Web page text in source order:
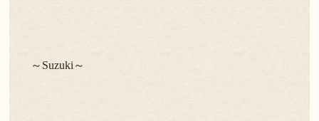
～Suzuki～